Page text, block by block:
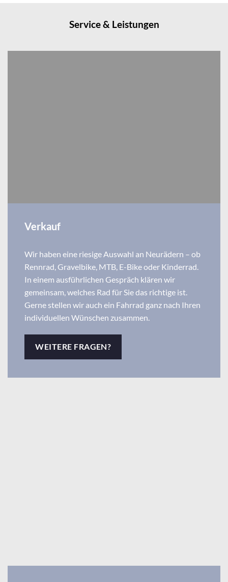
Service & Leistungen
Verkauf
Wir haben eine riesige Auswahl an Neurädern – ob
Rennrad, Gravelbike, MTB, E-Bike oder Kinderrad.
In einem ausführlichen Gespräch klären wir
gemeinsam, welches Rad für Sie das richtige ist.
Gerne stellen wir auch ein Fahrrad ganz nach Ihren
individuellen Wünschen zusammen.
WEITERE FRAGEN?